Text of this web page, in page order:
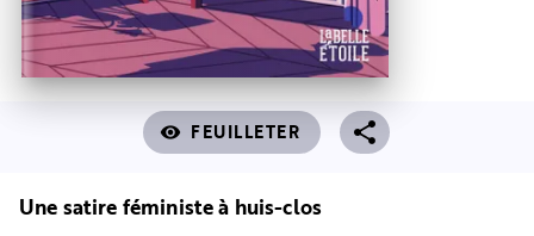
visibility FEUILLETER
Une satire féministe à huis-clos